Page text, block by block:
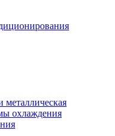
металлическая
охлаждения